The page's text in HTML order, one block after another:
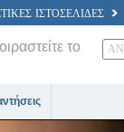
ΙΣΤΟΣΕΛΊΔΕΣ
το